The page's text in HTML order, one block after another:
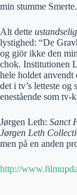
min stumme
Alt dette
lystighed: “De
og giör ikke den
chok. Institutionen
hele holdet anvendt
det i tv’s letteste og
enestående som tv-
Jørgen Leth: Sanct
Jørgen Leth
men på en anden
http://